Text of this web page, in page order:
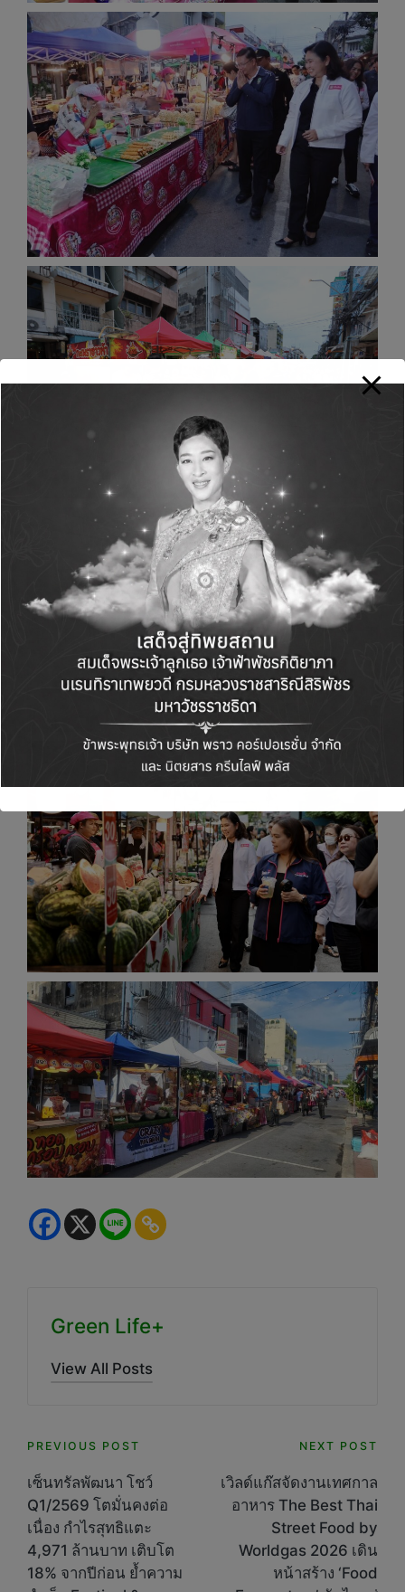
Green Life+
View All Posts
Post
navigation
PREVIOUS POST
เซ็นทรัลพัฒนา โชว์
Q1/2569 โตมั่นคงต่อ
เนื่อง กำไรสุทธิแตะ
4,971 ล้านบาท เติบโต
18% จากปีก่อน ย้ำความ
NEXT POST
เวิลด์แก๊สจัดงานเทศกาล
อาหาร The Best Thai
Street Food by
Worldgas 2026 เดิน
หน้าสร้าง ‘Food